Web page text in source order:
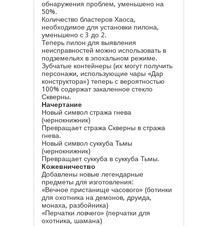
обнаружения проблем, уменьшено на
50%.
Количество бластеров Хаоса,
необходимое для установки пилона,
уменьшено с 3 до 2.
Теперь пилон для выявления
неисправностей можно использовать в
подземельях в эпохальном режиме.
Зубчатые контейнеры (их могут получить
персонажи, использующие чары «Дар
конструктора») теперь с вероятностью
100% содержат закаленное стекло
Скверны.
Начертание
Новый символ стража гнева
(чернокнижник)
Превращает стража Скверны в стража
гнева.
Новый символ суккуба Тьмы
(чернокнижник)
Превращает суккуба в суккуба Тьмы.
Кожевничество
Добавлены новые легендарные
предметы для изготовления:
«Вечное пристанище часового» (ботинки
для охотника на демонов, друида,
монаха, разбойника)
«Перчатки ловчего» (перчатки для
охотника, шамана)